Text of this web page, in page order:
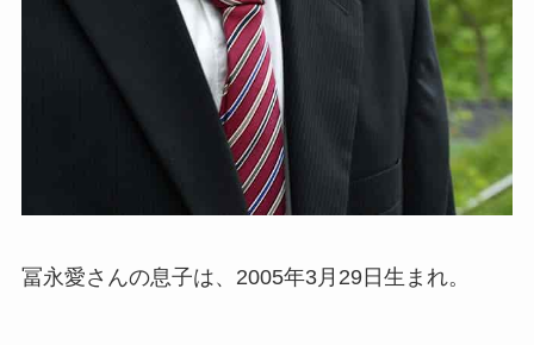
冨永愛さんの息子は、2005年3月29日生まれ。